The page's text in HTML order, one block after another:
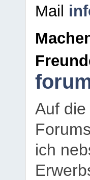
Mail
Auf
ich